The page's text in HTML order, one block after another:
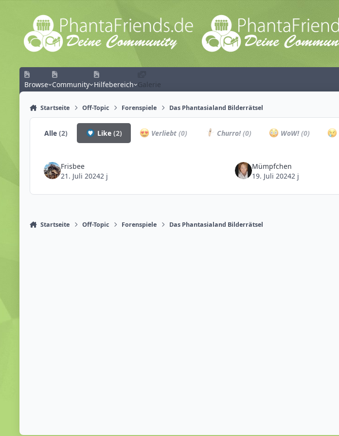
Zum Inhalt springen
Browse Community Hilfebereich Galerie
Startseite Off-Topic Forenspiele Das Phantasialand Bilderrätsel
Alle(2) Like (2) Verliebt(0) Churro!(0) WoW!(0)
Frisbee
21. Juli 20242 j
Mümpfchen
19. Juli 20242 j
Startseite Off-Topic Forenspiele Das Phantasialand Bilderrätsel